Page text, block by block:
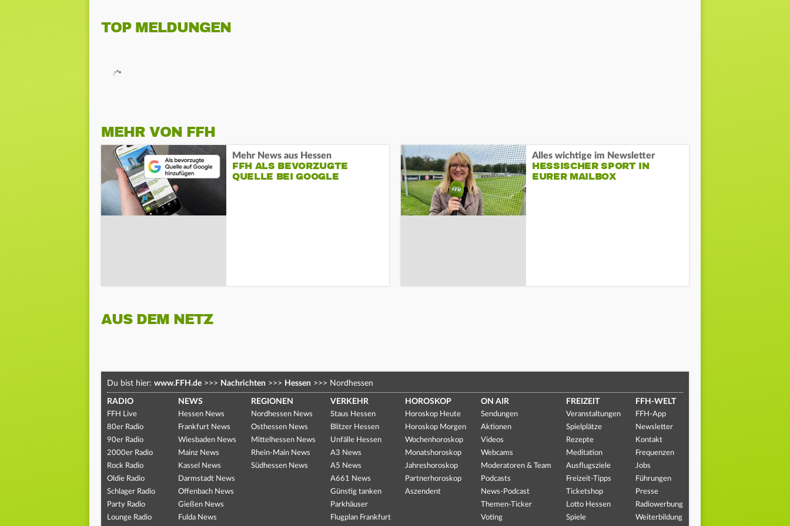
TOP MELDUNGEN
MEHR VON FFH
Mehr News aus Hessen
FFH ALS BEVORZUGTE
QUELLE BEI GOOGLE
Alles wichtige im Newsletter
HESSISCHER SPORT IN
EURER MAILBOX
AUS DEM NETZ
Du bist hier: www.FFH.de >>> Nachrichten >>> Hessen >>> Nordhessen
RADIO
FFH Live
80er Radio
90er Radio
2000er Radio
Rock Radio
Oldie Radio
Schlager Radio
Party Radio
Lounge Radio
NEWS
Hessen News
Frankfurt News
Wiesbaden News
Mainz News
Kassel News
Darmstadt News
Offenbach News
Gießen News
Fulda News
REGIONEN
Nordhessen News
Osthessen News
Mittelhessen News
Rhein-Main News
Südhessen News
VERKEHR
Staus Hessen
Blitzer Hessen
Unfälle Hessen
A3 News
A5 News
A661 News
Günstig tanken
Parkhäuser
Flugplan Frankfurt
HOROSKOP
Horoskop Heute
Horoskop Morgen
Wochenhoroskop
Monatshoroskop
Jahreshoroskop
Partnerhoroskop
Aszendent
ON AIR
Sendungen
Aktionen
Videos
Webcams
Moderatoren & Team
Podcasts
News-Podcast
Themen-Ticker
Voting
FREIZEIT
Veranstaltungen
Spielplätze
Rezepte
Meditation
Ausflugsziele
Freizeit-Tipps
Ticketshop
Lotto Hessen
Spiele
FFH-WELT
FFH-App
Newsletter
Kontakt
Frequenzen
Jobs
Führungen
Presse
Radiowerbung
Weiterbildung